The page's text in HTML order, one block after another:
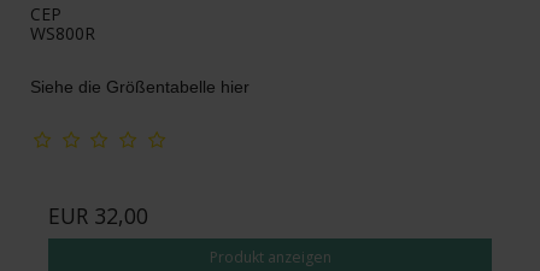
CEP
WS800R
Siehe die Größentabelle hier
EUR 32,00
Produkt anzeigen